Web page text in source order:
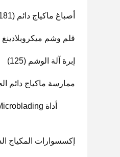
أصباغ ماكياج دائم (181)
قلم وشم ميكروبلادينغ
إبرة آلة الوشم (125)
ممارسة ماكياج دائم
أداة Microblading للحواجب
إكسسوارات المكياج